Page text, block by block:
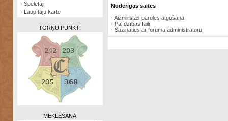
Zināšanu
· Spēlētāji
· Laupītāju karte
TORŅU PUNKTI
MEKLĒŠANA
Noderīgas saites
· Aizmirstas paroles atgūšana
· Palīdzības faili
· Sazināties ar foruma administratoru